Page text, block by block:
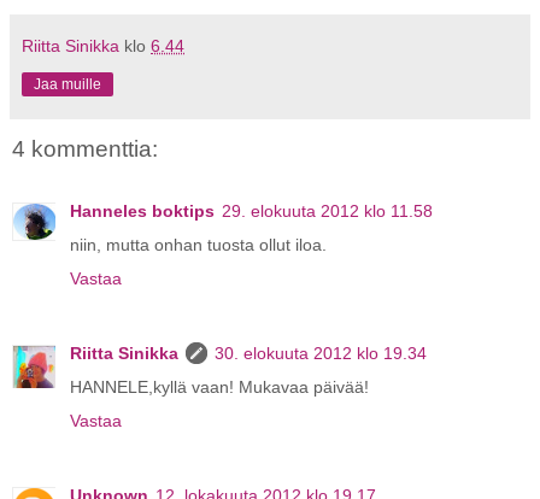
Riitta Sinikka klo 6.44
Jaa muille
4 kommenttia:
Hanneles boktips 29. elokuuta 2012 klo 11.58
niin, mutta onhan tuosta ollut iloa.
Vastaa
Riitta Sinikka
30. elokuuta 2012 klo 19.34
HANNELE,kyllä vaan! Mukavaa päivää!
Vastaa